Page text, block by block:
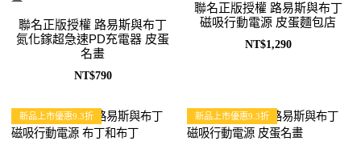
聯名正版授權 路易斯與布丁
氮化鎵超急速PD充電器 皮蛋
名畫
NT$790
聯名正版授權 路易斯與布丁
磁吸行動電源 皮蛋麵包店
NT$1,290
新品上市優惠9.3折 新品上市優惠9.3折